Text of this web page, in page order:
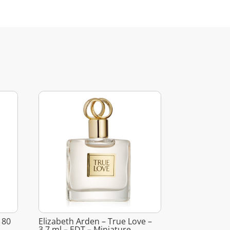
Elizabeth Arden – True Love –